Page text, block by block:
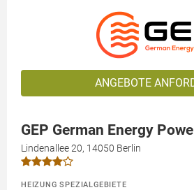
ANGEBOTE
GEP German Energy
Lindenallee 20, 14050 Berlin
HEIZUNG SPEZIALGEBIETE